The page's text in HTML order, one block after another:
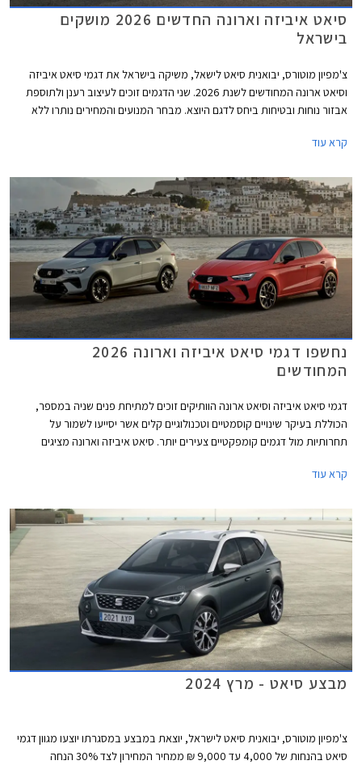
סיאט איביזה וארונה החדשים 2026 מושקים
בישראל
צ'מפיון מוטורס, יבואנית סיאט לישאל, משיקה בישראל את דגמי סיאט איביזה
וסיאט ארונה המחודשים לשנת 2026. שני הדגמים זוכים לעיצוב רענן ולתוספת
אבזור נוחות ובטיחות ביחס לדגם היוצא. מבחר המנועים והמחירים נותרו ללא
₪, ורכב הפנאי העירוני סיאט ארונה מוצע במחיר התחלתי של 132,900 ₪.
קרא עוד
נחשפו דגמי סיאט איביזה וארונה 2026
המחודשים
דגמי סיאט איביזה וסיאט ארונה הוותיקים זוכים למתיחת פנים שניה במספר,
הכוללת בעיקר שינויים קוסמטיים וטכנולוגיים קלים אשר יסייעו לשמור על
תחרותיות מול דגמים קומפקטיים צעירים יותר. סיאט איביזה וארונה מציגים
קרא עוד
מבצע סיאט - מרץ 2024
צ'מפיון מוטורס, יבואנית סיאט לישראל, יוצאת במבצע במסגרתו יוצעו מגוון דגמי
סיאט בהנחות של 4,000 עד 9,000 ₪ ממחיר המחירון לצד 30% הנחה